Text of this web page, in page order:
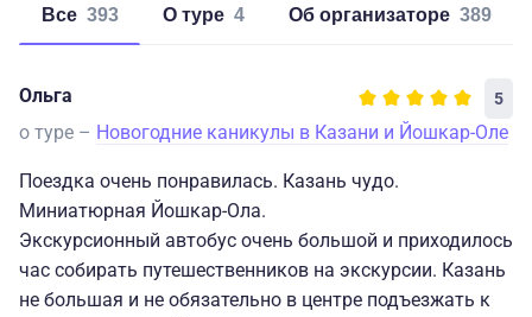
Все 393 о туре 4 об организаторе 389
Ольга 5
о туре – Новогодние каникулы в Казани и Йошкар-Оле
Поездка очень понравилась. Казань чудо.
Миниатюрная Йошкар-Ола.
Экскурсионный автобус очень большой и приходилось
час собирать путешественников на экскурсии. Казань
не большая и не обязательно в центре подъезжать к